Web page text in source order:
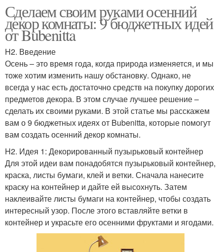
Сделаем своим руками осенний
декор комнаты: 9 бюджетных идей
от Bubenitta
H2. Введение
Осень – это время года, когда природа изменяется, и мы
тоже хотим изменить нашу обстановку. Однако, не
всегда у нас есть достаточно средств на покупку дорогих
предметов декора. В этом случае лучшее решение –
сделать их своими руками. В этой статье мы расскажем
вам о 9 бюджетных идеях от Bubenitta, которые помогут
вам создать осенний декор комнаты.
H2. Идея 1: Декорированный пузырьковый контейнер
Для этой идеи вам понадобятся пузырьковый контейнер,
краска, листы бумаги, клей и ветки. Сначала нанесите
краску на контейнер и дайте ей высохнуть. Затем
наклеивайте листы бумаги на контейнер, чтобы создать
интересный узор. После этого вставляйте ветки в
контейнер и украсьте его осенними фруктами и ягодами.